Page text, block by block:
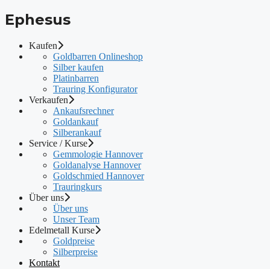
Ephesus
Kaufen
Goldbarren Onlineshop
Silber kaufen
Platinbarren
Trauring Konfigurator
Verkaufen
Ankaufsrechner
Goldankauf
Silberankauf
Service / Kurse
Gemmologie Hannover
Goldanalyse Hannover
Goldschmied Hannover
Trauringkurs
Über uns
Über uns
Unser Team
Edelmetall Kurse
Goldpreise
Silberpreise
Kontakt